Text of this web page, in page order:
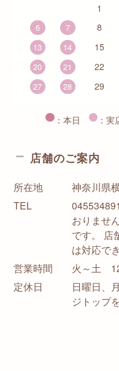
1
6 7 8
13 14 15
20 21 22
27 28 29
：本日 ：
店舗のご案内
所在地
神奈川県
TEL
おりませ
です。 店
は対応で
営業時間
火～土
定休日
日曜日、
ジトップ